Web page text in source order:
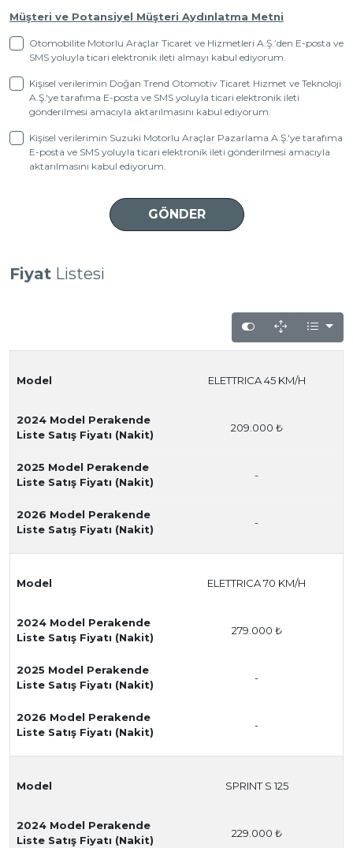
Müşteri ve Potansiyel Müşteri Aydınlatma Metni
Otomobilite Motorlu Araçlar Ticaret ve Hizmetleri A.Ş.’den E-posta ve
SMS yoluyla ticari elektronik ileti almayı kabul ediyorum.
Kişisel verilerimin Doğan Trend Otomotiv Ticaret Hizmet ve Teknoloji
A.Ş.'ye tarafıma E-posta ve SMS yoluyla ticari elektronik ileti
gönderilmesi amacıyla aktarılmasını kabul ediyorum.
Kişisel verilerimin Suzuki Motorlu Araçlar Pazarlama A.Ş.'ye tarafıma
E-posta ve SMS yoluyla ticari elektronik ileti gönderilmesi amacıyla
aktarılmasını kabul ediyorum.
Fiyat Listesi
Model ELETTRICA 45 KM/H
2024 Model Perakende
Liste Satış Fiyatı (Nakit)
209.000 ₺
2025 Model Perakende
Liste Satış Fiyatı (Nakit)
-
2026 Model Perakende
Liste Satış Fiyatı (Nakit)
-
Model ELETTRICA 70 KM/H
2024 Model Perakende
Liste Satış Fiyatı (Nakit)
279.000 ₺
2025 Model Perakende
Liste Satış Fiyatı (Nakit)
-
2026 Model Perakende
Liste Satış Fiyatı (Nakit)
-
Model SPRINT S 125
2024 Model Perakende
Liste Satış Fiyatı (Nakit)
229.000 ₺